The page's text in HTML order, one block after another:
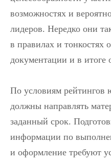
возможностях и
лидеров. Нередко они
в правилах и тонкостях
документации и в итоге
По условиям
должны направлять
заданный срок.
информации по
и оформление требуют